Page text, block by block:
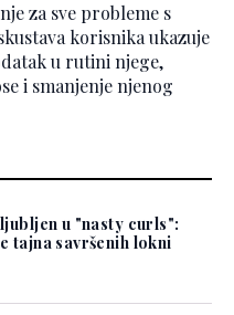
za sve probleme s
korisnika ukazuje
u rutini njege,
i smanjenje njenog
u "nasty curls":
tajna savršenih lokni